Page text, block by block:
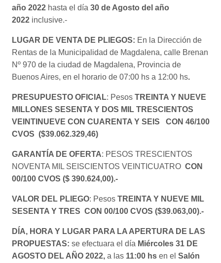
año 2022 hasta el día 30 de Agosto del año
2022 inclusive.-
LUGAR DE VENTA DE PLIEGOS: En la Dirección de
Rentas de la Municipalidad de Magdalena, calle Brenan
Nº 970 de la ciudad de Magdalena, Provincia de
Buenos Aires, en el horario de 07:00 hs a 12:00 hs.
PRESUPUESTO OFICIAL: PesosTREINTA Y NUEVE
MILLONES SESENTA Y DOS MIL TRESCIENTOS
VEINTINUEVE CON CUARENTA Y SEISCON 46/100
CVOS ($39.062.329,46)
GARANTÍA DE OFERTA: PESOS TRESCIENTOS
NOVENTA MIL SEISCIENTOS VEINTICUATRO CON
00/100 CVOS ($ 390.624,00).-
VALOR DEL PLIEGO: PesosTREINTA Y NUEVE MIL
SESENTA Y TRES CON 00/100 CVOS ($39.063,00).-
DÍA, HORA Y LUGAR PARA LA APERTURA DE LAS
PROPUESTAS:se efectuara el día Miércoles 31 DE
AGOSTO DEL AÑO 2022,a las 11:00 hs en elSalón